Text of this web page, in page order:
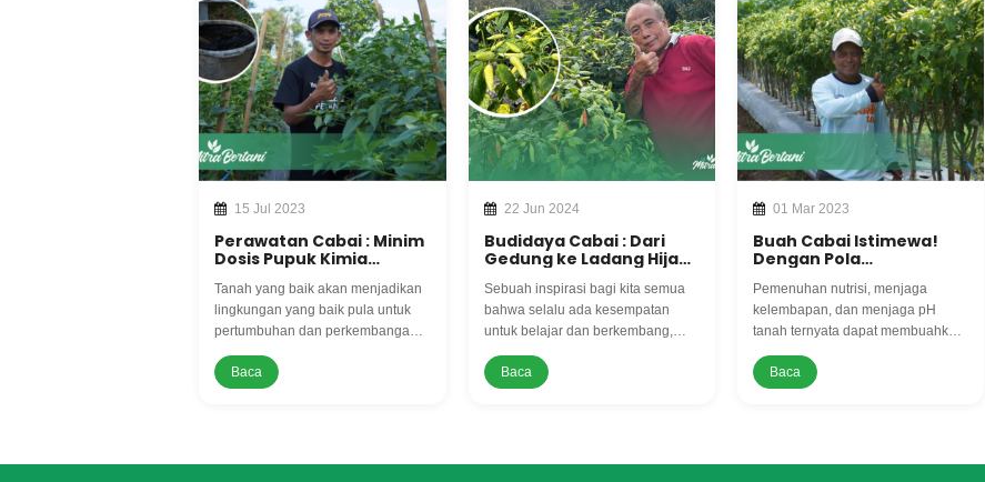
15 Jul 2023
Perawatan Cabai : Minim
Dosis Pupuk Kimia
Kecewa
Tanah yang baik akan menjadikan
lingkungan yang baik pula untuk
pertumbuhan dan perkembangan
tanaman. Tanah yang baik akan
menyediakan asupan makanan
Baca
22 Jun 2024
Budidaya Cabai : Dari
Gedung ke Ladang Hijau,
Perusahaan Mekah
Pulang Bertani
Sebuah inspirasi bagi kita semua
bahwa selalu ada kesempatan
untuk belajar dan berkembang,
meskipun dari hal-hal yang tampak
sederhana seperti menanam cabai.
Baca
01 Mar 2023
Buah Cabai Istimewa!
Dengan Pola
Pepaya dan Jeruk
Pemenuhan nutrisi, menjaga
kelembapan, dan menjaga pH
tanah ternyata dapat membuahkan
tanaman cabai yang istimewa. Tiga
faktor penting inilah yang menjadi
Baca